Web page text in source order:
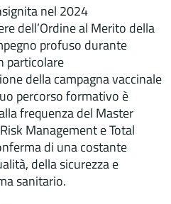
nel 2024
dell’Ordine al Merito della
profuso durante
particolare
della campagna vaccinale
percorso formativo è
frequenza del Master
Management e Total
di una costante
della sicurezza e
sanitario.